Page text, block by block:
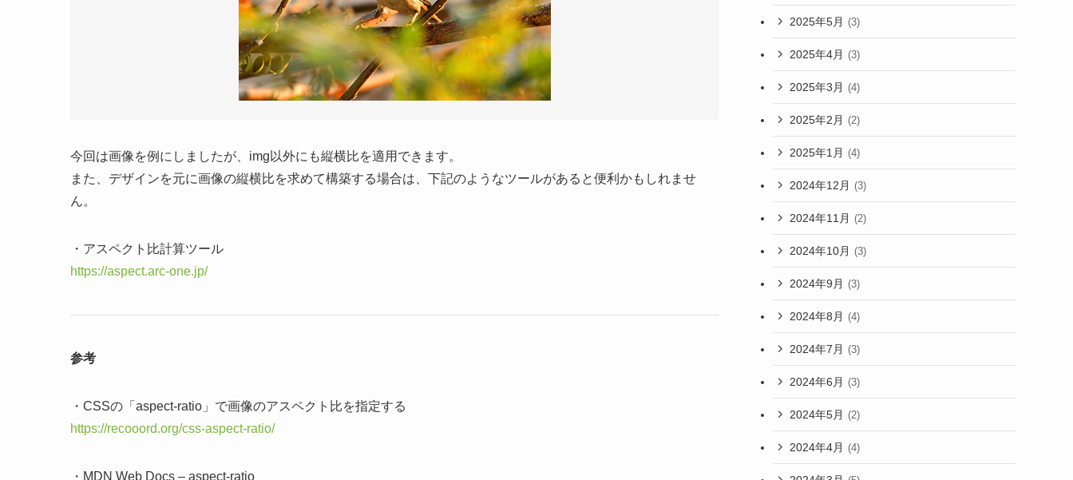
今回は画像を例にしましたが、img以外にも縦横比を適用できます。
また、デザインを元に画像の縦横比を求めて構築する場合は、下記のようなツールがあると便利かもしれませ
ん。
・アスペクト比計算ツール
https://aspect.arc-one.jp/
参考
・CSSの「aspect-ratio」で画像のアスペクト比を指定する
https://recooord.org/css-aspect-ratio/
・MDN Web Docs – aspect-ratio
2025年5月 (3)
2025年4月 (3)
2025年3月 (4)
2025年2月 (2)
2025年1月 (4)
2024年12月 (3)
2024年11月 (2)
2024年10月 (3)
2024年9月 (3)
2024年8月 (4)
2024年7月 (3)
2024年6月 (3)
2024年5月 (2)
2024年4月 (4)